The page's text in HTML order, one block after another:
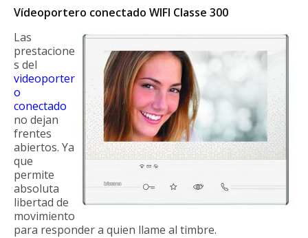
Vídeoportero conectado WIFI Classe 300
Las
prestacione
s del
videoporter
o
conectado
no dejan
frentes
abiertos. Ya
que
permite
absoluta
libertad de
movimiento
para responder a quien llame al timbre.